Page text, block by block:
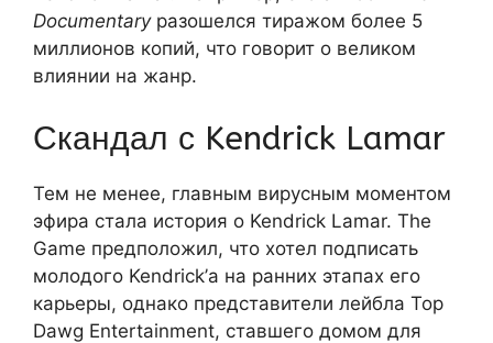
Documentaryразошелся тиражом более 5
миллионов копий, что говорит о великом
влиянии на жанр.
Скандал с Kendrick Lamar
Тем не менее, главным вирусным моментом
эфира стала история о Kendrick Lamar. The
Game предположил, что хотел подписать
молодого Kendrick’а на ранних этапах его
карьеры, однако представители лейбла Top
Dawg Entertainment, ставшего домом для